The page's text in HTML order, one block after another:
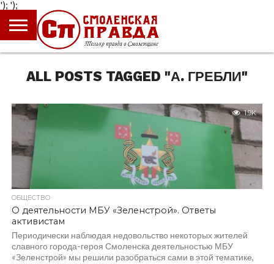
');
ГЛАВНАЯ
НОВОСТИ
ПРОИСШЕСТВИЯ
ПОЛИТИКА
КУЛЬТУРА
ЭКОНОМИКА
ОБЩЕСТВО
БЛОГИ
ALL POSTS TAGGED "А. ГРЕБЛИ"
1.9K
ОБЩЕСТВО
О деятельности МБУ «Зеленстрой». Ответы
активистам
Периодически наблюдая недовольство некоторых жителей
славного города-героя Смоленска деятельностью МБУ
«Зеленстрой» мы решили разобраться сами в этой тематике,
');